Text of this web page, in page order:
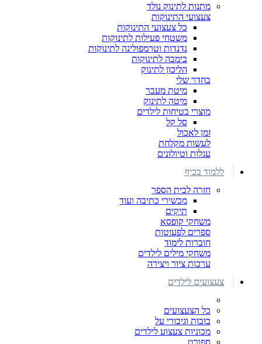
מתנות לתינוק נולד
צעצועי התינוקות
כל צעצועי התינוקות
משטחי פעילות לתינוקות
נדנדות וטרמפולינה לתינוקות
בימבה לתינוקות
הליכון לתינוק
בחדר שלי
מיטת מעבר
מיטה לתינוק
מוצרי בטיחות לילדים
סל קל
זמן לאכול
לעשות מקלחת
עגלות וטיולונים
ללמוד בכיף
חזרה לבית הספר
מכשירי כתיבה ועוד
תיקים
משחקי קופסא
ספרים לפעוטות
חוברות לימוד
משחקי מילים לילדים
ערכות ציור ויצירה
צעצועים לילדים
כל הצעצועים
בובות וגיבורי על
מכוניות צעצוע לילדים
ספורט